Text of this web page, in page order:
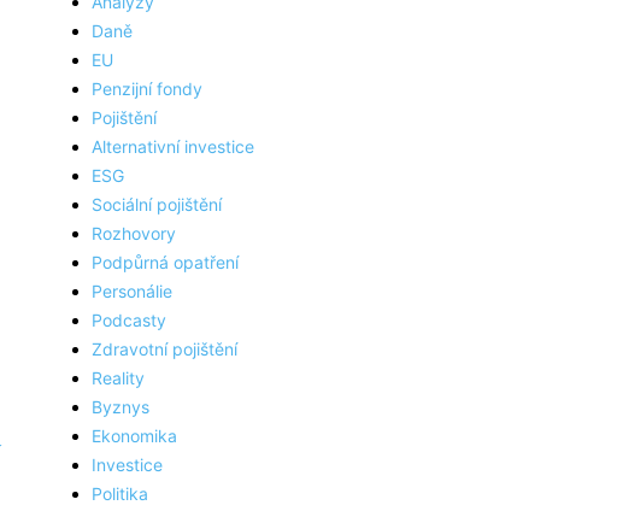
Daně
EU
Penzijní fondy
Pojištění
Alternativní investice
ESG
Sociální pojištění
Rozhovory
Podpůrná opatření
Personálie
Podcasty
Zdravotní pojištění
Reality
Byznys
Ekonomika
Investice
Politika